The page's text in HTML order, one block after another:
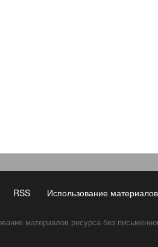
RSS Использование
материалов ресурса без